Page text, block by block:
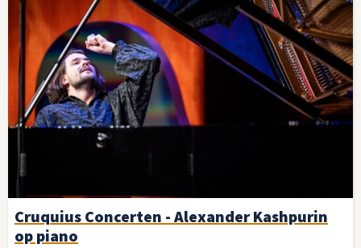
Cruquius Concerten - Alexander Kashpurin
op piano